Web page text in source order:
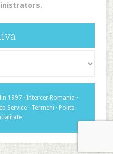
.
1997 · Intercer Romania ·
Service· Termeni · Polita